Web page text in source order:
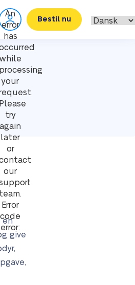
An
error
has
while
processing
your
Please
try
again
later
or
our
team.
Error
code
error:
Bestil nu
en
give